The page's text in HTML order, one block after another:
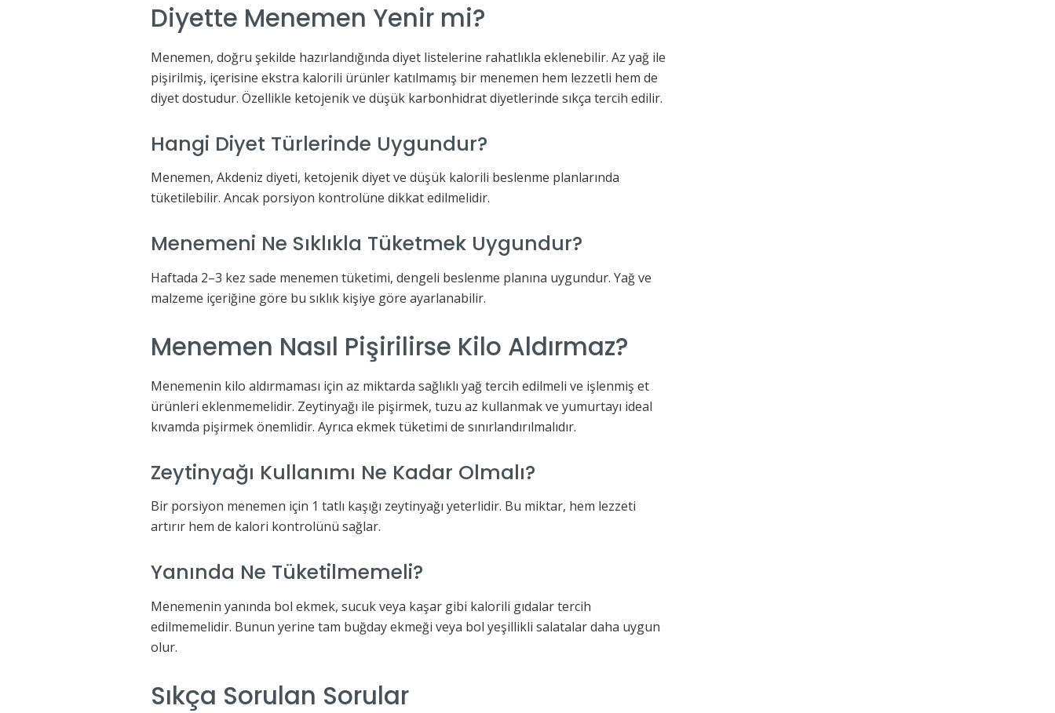
Diyette Menemen Yenir mi?
Menemen, doğru şekilde hazırlandığında diyet listelerine rahatlıkla eklenebilir. Az yağ ile
pişirilmiş, içerisine ekstra kalorili ürünler katılmamış bir menemen hem lezzetli hem de
diyet dostudur. Özellikle ketojenik ve düşük karbonhidrat diyetlerinde sıkça tercih edilir.
Hangi Diyet Türlerinde Uygundur?
Menemen, Akdeniz diyeti, ketojenik diyet ve düşük kalorili beslenme planlarında
tüketilebilir. Ancak porsiyon kontrolüne dikkat edilmelidir.
Menemeni Ne Sıklıkla Tüketmek Uygundur?
Haftada 2–3 kez sade menemen tüketimi, dengeli beslenme planına uygundur. Yağ ve
malzeme içeriğine göre bu sıklık kişiye göre ayarlanabilir.
Menemen Nasıl Pişirilirse Kilo Aldırmaz?
Menemenin kilo aldırmaması için az miktarda sağlıklı yağ tercih edilmeli ve işlenmiş et
ürünleri eklenmemelidir. Zeytinyağı ile pişirmek, tuzu az kullanmak ve yumurtayı ideal
kıvamda pişirmek önemlidir. Ayrıca ekmek tüketimi de sınırlandırılmalıdır.
Zeytinyağı Kullanımı Ne Kadar Olmalı?
Bir porsiyon menemen için 1 tatlı kaşığı zeytinyağı yeterlidir. Bu miktar, hem lezzeti
artırır hem de kalori kontrolünü sağlar.
Yanında Ne Tüketilmemeli?
Menemenin yanında bol ekmek, sucuk veya kaşar gibi kalorili gıdalar tercih
edilmemelidir. Bunun yerine tam buğday ekmeği veya bol yeşillikli salatalar daha uygun
olur.
Sıkça Sorulan Sorular